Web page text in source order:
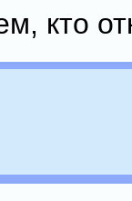
кто